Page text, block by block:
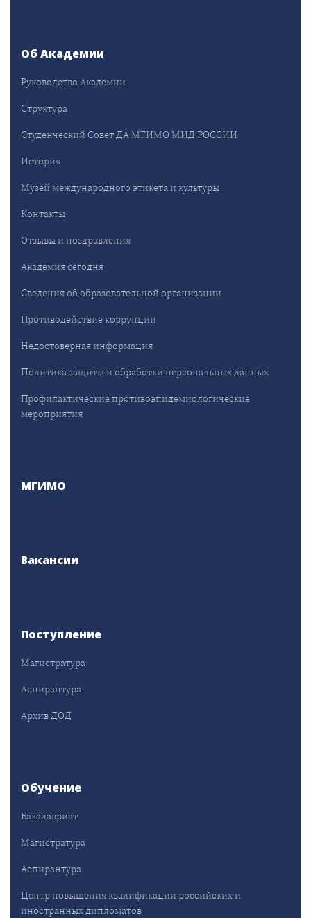
Об Академии
Руководство Академии
Структура
Студенческий Совет ДА МГИМО МИД РОССИИ
История
Музей международного этикета и культуры
Контакты
Отзывы и поздравления
Академия сегодня
Сведения об образовательной организации
Противодействие коррупции
Недостоверная информация
Политика защиты и обработки персональных данных
Профилактические противоэпидемиологические
мероприятия
МГИМО
Вакансии
Поступление
Магистратура
Аспирантура
Архив ДОД
Обучение
Бакалавриат
Магистратура
Аспирантура
Центр повышения квалификации российских и
иностранных дипломатов